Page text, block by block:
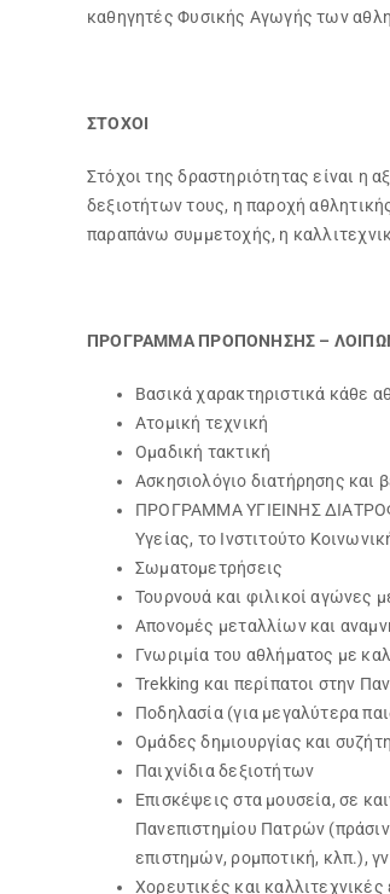
καθηγητές Φυσικής Αγωγής των
ΣΤΟΧΟΙ
Στόχοι της δραστηριότητας είναι η
δεξιοτήτων τους, η παροχή
παραπάνω συμμετοχής, η
ΠΡΟΓΡΑΜΜΑ ΠΡΟΠΟΝΗΣΗΣ –
Βασικά χαρακτηριστικά κάθε
Ατομική τεχνική
Ομαδική τακτική
Ασκησιολόγιο διατήρησης και
ΠΡΟΓΡΑΜΜΑ ΥΓΙΕΙΝΗΣ
Υγείας, το Ινστιτούτο
Σωματομετρήσεις
Τουρνουά και φιλικοί αγώνες
Απονομές μεταλλίων και
Γνωριμία του αθλήματος με
Trekking και περίπατοι στην
Ποδηλασία (για μεγαλύτερα
Ομάδες δημιουργίας και
Παιχνίδια δεξιοτήτων
Επισκέψεις στα μουσεία, σε
Πανεπιστημίου Πατρών
επιστημών, ρομποτική, κλπ.),
Χορευτικές και